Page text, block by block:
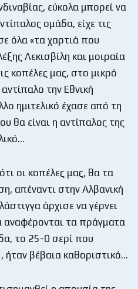
εύκολα μπορεί να
ομάδα, είχε τις
όλα «τα χαρτιά που
Λεκισβίλη και μοιραία
κοπέλες μας, στο μικρό
την Εθνική
ημιτελικό έχασε από τη
θα είναι η αντίπαλος της
οι κοπέλες μας, θα τα
απέναντι στην Αλβανική
άρχισε να γέρνει
αναφέρονται τα πράγματα
το 25-0 σερί που
βέβαια καθοριστικό…